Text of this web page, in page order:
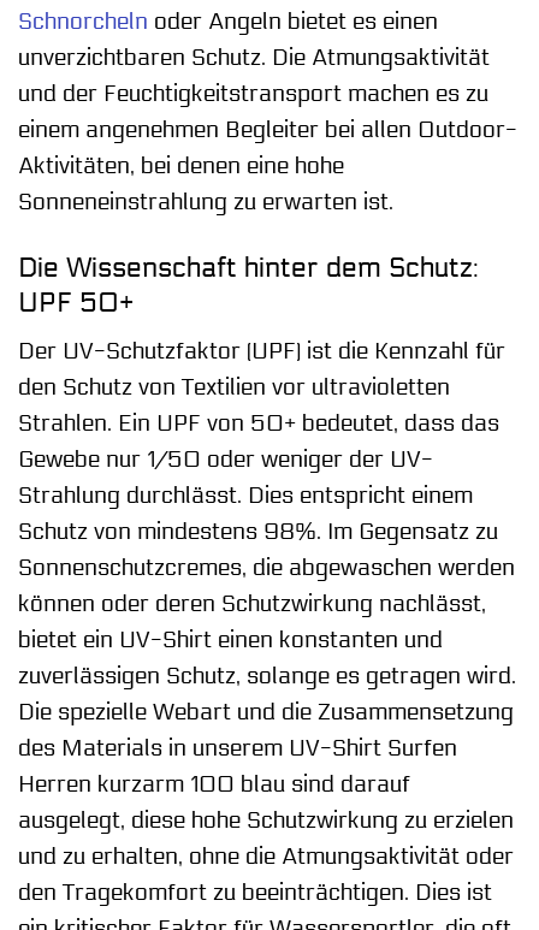
Schnorcheln oder Angeln bietet es einen
unverzichtbaren Schutz. Die Atmungsaktivität
und der Feuchtigkeitstransport machen es zu
einem angenehmen Begleiter bei allen Outdoor-
Aktivitäten, bei denen eine hohe
Sonneneinstrahlung zu erwarten ist.
Die Wissenschaft hinter dem Schutz:
UPF 50+
Der UV-Schutzfaktor (UPF) ist die Kennzahl für
den Schutz von Textilien vor ultravioletten
Strahlen. Ein UPF von 50+ bedeutet, dass das
Gewebe nur 1/50 oder weniger der UV-
Strahlung durchlässt. Dies entspricht einem
Schutz von mindestens 98%. Im Gegensatz zu
Sonnenschutzcremes, die abgewaschen werden
können oder deren Schutzwirkung nachlässt,
bietet ein UV-Shirt einen konstanten und
zuverlässigen Schutz, solange es getragen wird.
Die spezielle Webart und die Zusammensetzung
des Materials in unserem UV-Shirt Surfen
Herren kurzarm 100 blau sind darauf
ausgelegt, diese hohe Schutzwirkung zu erzielen
und zu erhalten, ohne die Atmungsaktivität oder
den Tragekomfort zu beeinträchtigen. Dies ist